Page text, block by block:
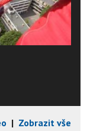
| Zobrazit vše